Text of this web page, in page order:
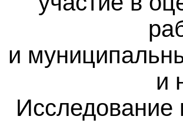
и
и